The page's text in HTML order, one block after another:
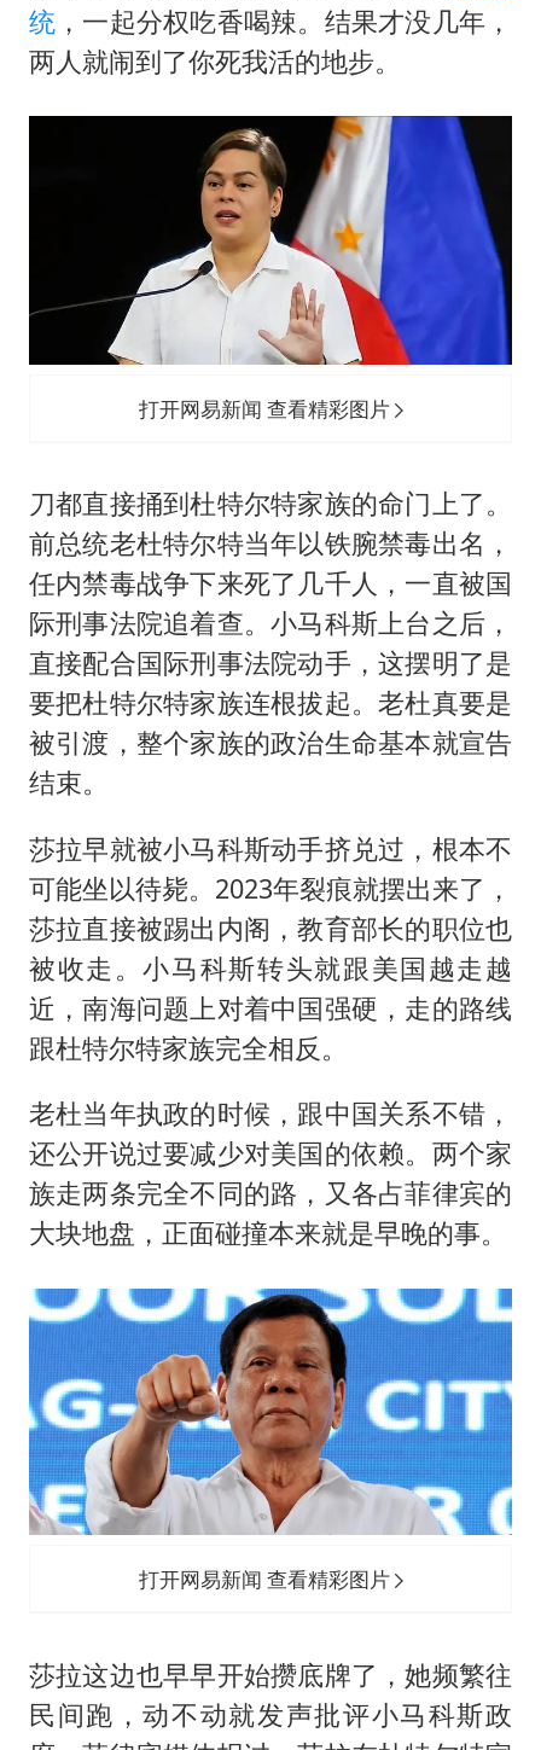
统 ，一起分权吃香喝辣。结果才没几年，
两人就闹到了你死我活的地步。
打开网易新闻 查看精彩图片
刀都直接捅到杜特尔特家族的命门上了。
前总统老杜特尔特当年以铁腕禁毒出名，
任内禁毒战争下来死了几千人，一直被国
际刑事法院追着查。小马科斯上台之后，
直接配合国际刑事法院动手，这摆明了是
要把杜特尔特家族连根拔起。老杜真要是
被引渡，整个家族的政治生命基本就宣告
结束。
莎拉早就被小马科斯动手挤兑过，根本不
可能坐以待毙。2023年裂痕就摆出来了，
莎拉直接被踢出内阁，教育部长的职位也
被收走。小马科斯转头就跟美国越走越
近，南海问题上对着中国强硬，走的路线
跟杜特尔特家族完全相反。
老杜当年执政的时候，跟中国关系不错，
还公开说过要减少对美国的依赖。两个家
族走两条完全不同的路，又各占菲律宾的
大块地盘，正面碰撞本来就是早晚的事。
打开网易新闻 查看精彩图片
莎拉这边也早早开始攒底牌了，她频繁往
民间跑，动不动就发声批评小马科斯政